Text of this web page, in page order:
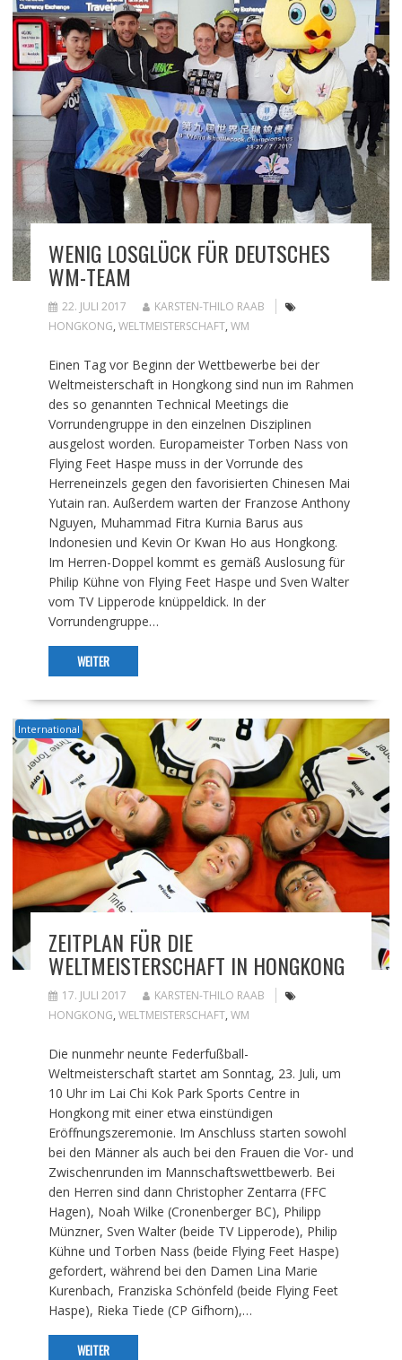
WENIG LOSGLÜCK FÜR DEUTSCHES
WM-TEAM
22. JULI 2017
KARSTEN-THILO RAAB
HONGKONG, WELTMEISTERSCHAFT, WM
Einen Tag vor Beginn der Wettbewerbe bei der
Weltmeisterschaft in Hongkong sind nun im Rahmen
des so genannten Technical Meetings die
Vorrundengruppe in den einzelnen Disziplinen
ausgelost worden. Europameister Torben Nass von
Flying Feet Haspe muss in der Vorrunde des
Herreneinzels gegen den favorisierten Chinesen Mai
Yutain ran. Außerdem warten der Franzose Anthony
Nguyen, Muhammad Fitra Kurnia Barus aus
Indonesien und Kevin Or Kwan Ho aus Hongkong.
Im Herren-Doppel kommt es gemäß Auslosung für
Philip Kühne von Flying Feet Haspe und Sven Walter
vom TV Lipperode knüppeldick. In der
Vorrundengruppe…
WEITER
International
ZEITPLAN FÜR DIE
WELTMEISTERSCHAFT IN HONGKONG
17. JULI 2017
KARSTEN-THILO RAAB
HONGKONG, WELTMEISTERSCHAFT, WM
Die nunmehr neunte Federfußball-
Weltmeisterschaft startet am Sonntag, 23. Juli, um
10 Uhr im Lai Chi Kok Park Sports Centre in
Hongkong mit einer etwa einstündigen
Eröffnungszeremonie. Im Anschluss starten sowohl
bei den Männer als auch bei den Frauen die Vor- und
Zwischenrunden im Mannschaftswettbewerb. Bei
den Herren sind dann Christopher Zentarra (FFC
Hagen), Noah Wilke (Cronenberger BC), Philipp
Münzner, Sven Walter (beide TV Lipperode), Philip
Kühne und Torben Nass (beide Flying Feet Haspe)
gefordert, während bei den Damen Lina Marie
Kurenbach, Franziska Schönfeld (beide Flying Feet
Haspe), Rieka Tiede (CP Gifhorn),…
WEITER